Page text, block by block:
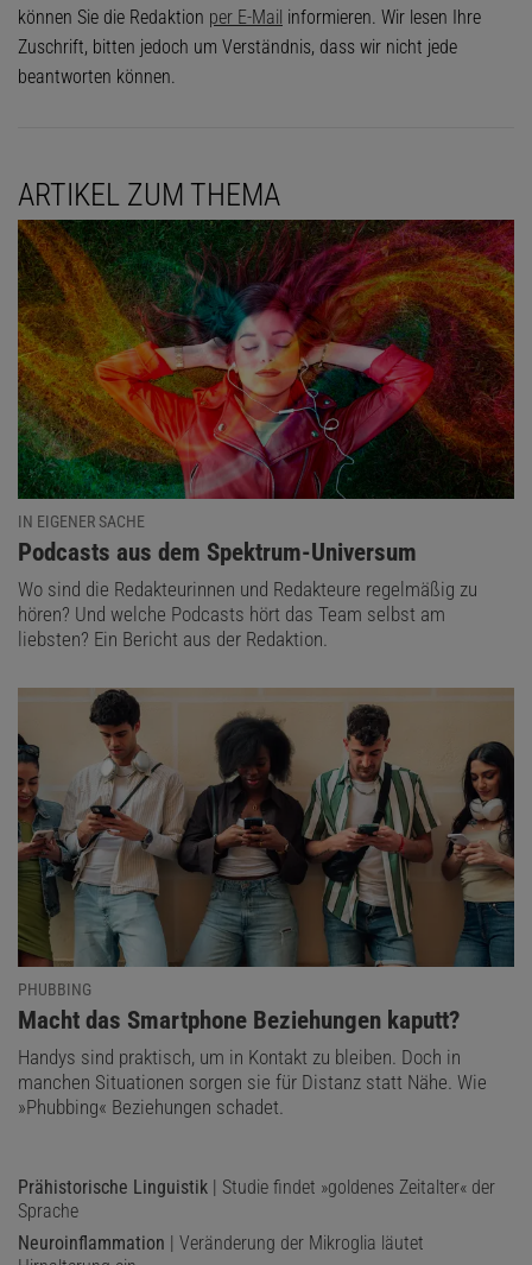
können Sie die Redaktion per E-Mail informieren. Wir lesen Ihre
Zuschrift, bitten jedoch um Verständnis, dass wir nicht jede
beantworten können.
ARTIKEL ZUM THEMA
IN EIGENER SACHE
:
Podcasts aus dem Spektrum-Universum
Wo sind die Redakteurinnen und Redakteure regelmäßig zu
hören? Und welche Podcasts hört das Team selbst am
liebsten? Ein Bericht aus der Redaktion.
PHUBBING
:
Macht das Smartphone Beziehungen kaputt?
Handys sind praktisch, um in Kontakt zu bleiben. Doch in
manchen Situationen sorgen sie für Distanz statt Nähe. Wie
»Phubbing« Beziehungen schadet.
Prähistorische Linguistik | Studie findet »goldenes Zeitalter« der
Sprache
Neuroinflammation | Veränderung der Mikroglia läutet